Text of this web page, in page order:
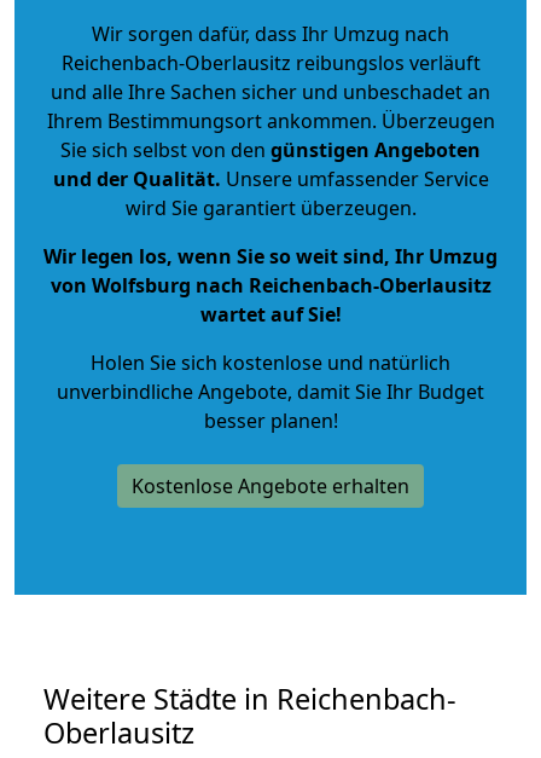
Wir sorgen dafür, dass Ihr Umzug nach
Reichenbach-Oberlausitz reibungslos verläuft
und alle Ihre Sachen sicher und unbeschadet an
Ihrem Bestimmungsort ankommen. Überzeugen
Sie sich selbst von den günstigen Angeboten
und der Qualität. Unsere umfassender Service
wird Sie garantiert überzeugen.
Wir legen los, wenn Sie so weit sind, Ihr Umzug
von Wolfsburg nach Reichenbach-Oberlausitz
wartet auf Sie!
Holen Sie sich kostenlose und natürlich
unverbindliche Angebote, damit Sie Ihr Budget
besser planen!
Kostenlose Angebote erhalten
Weitere Städte in Reichenbach-
Oberlausitz